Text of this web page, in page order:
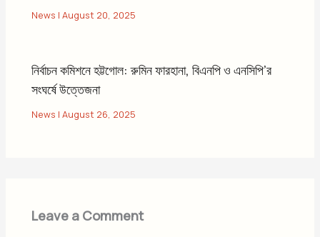
News |August 20, 2025
নির্বাচন কমিশনে হট্টগোল: রুমিন ফারহানা, বিএনপি ও এনসিপি’র
সংঘর্ষে উত্তেজনা
News |August 26, 2025
Leave a Comment